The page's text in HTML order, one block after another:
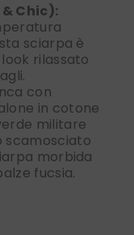
Chic):
sciarpa è
rilassato
con
in cotone
militare
scamosciato
morbida
fucsia.